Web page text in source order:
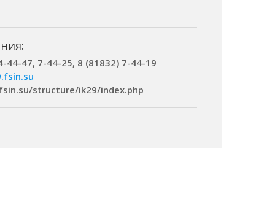
44-47, 7-44-25, 8 (81832) 7-44-19
structure/ik29/index.php